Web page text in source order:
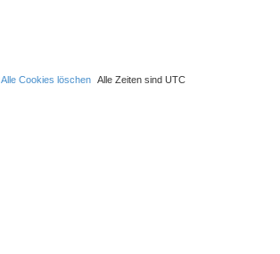
Alle Zeiten sind UTC
Alle Cookies löschen